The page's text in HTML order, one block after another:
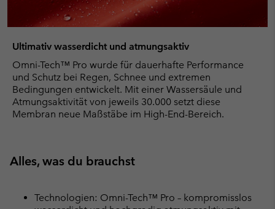
Ultimativ wasserdicht und atmungsaktiv
Omni-Tech™ Pro wurde für dauerhafte Performance
und Schutz bei Regen, Schnee und extremen
Bedingungen entwickelt. Mit einer Wassersäule und
Atmungsaktivität von jeweils 30.000 setzt diese
Membran neue Maßstäbe im High-End-Bereich.
Alles, was du brauchst
Technologien: Omni-Tech™ Pro – kompromisslos